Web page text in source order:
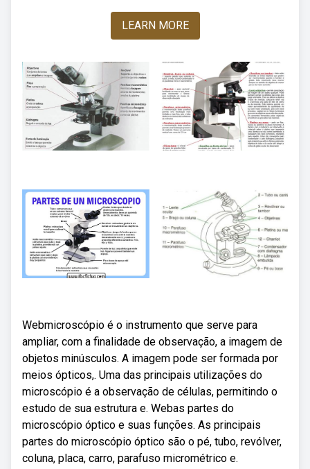
LEARN MORE
Webmicroscópio é o instrumento que serve para
ampliar, com a finalidade de observação, a imagem de
objetos minúsculos. A imagem pode ser formada por
meios ópticos,. Uma das principais utilizações do
microscópio é a observação de células, permitindo o
estudo de sua estrutura e. Webas partes do
microscópio óptico e suas funções. As principais
partes do microscópio óptico são o pé, tubo, revólver,
coluna, placa, carro, parafuso micrométrico e.